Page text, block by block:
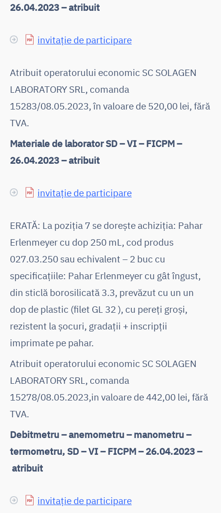
26.04.2023 – atribuit
invitație de participare
Atribuit operatorului economic SC SOLAGEN
LABORATORY SRL, comanda
15283/08.05.2023, în valoare de 520,00 lei, fără
TVA.
Materiale de laborator SD – VI – FICPM –
26.04.2023 – atribuit
invitație de participare
ERATĂ: La poziția 7 se dorește achiziția: Pahar
Erlenmeyer cu dop 250 mL, cod produs
027.03.250 sau echivalent – 2 buc cu
specificațiile: Pahar Erlenmeyer cu gât îngust,
din sticlă borosilicată 3.3, prevăzut cu un un
dop de plastic (filet GL 32 ), cu pereți groși,
rezistent la șocuri, gradații + inscripții
imprimate pe pahar.
Atribuit operatorului economic SC SOLAGEN
LABORATORY SRL, comanda
15278/08.05.2023,in valoare de 442,00 lei, fără
TVA.
Debitmetru – anemometru – manometru –
termometru, SD – VI – FICPM – 26.04.2023 –
atribuit
invitație de participare